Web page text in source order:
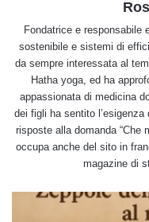
Fondatrice e responsabile
sostenibile e sistemi di
da sempre interessata al
Hatha yoga, ed ha
appassionata di medicina
dei figli ha sentito
risposte alla domanda “Che
occupa anche del sito in
magazine di
Zeppole